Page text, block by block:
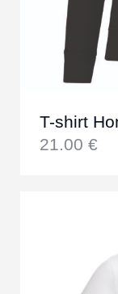
T-shirt
21.00€